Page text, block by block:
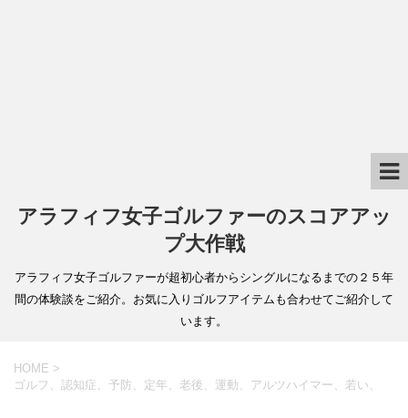
アラフィフ女子ゴルファーのスコアアッ
プ大作戦
アラフィフ女子ゴルファーが超初心者からシングルになるまでの２５年
間の体験談をご紹介。お気に入りゴルフアイテムも合わせてご紹介して
います。
HOME >
ゴルフ、認知症、予防、定年、老後、運動、アルツハイマー、若い、